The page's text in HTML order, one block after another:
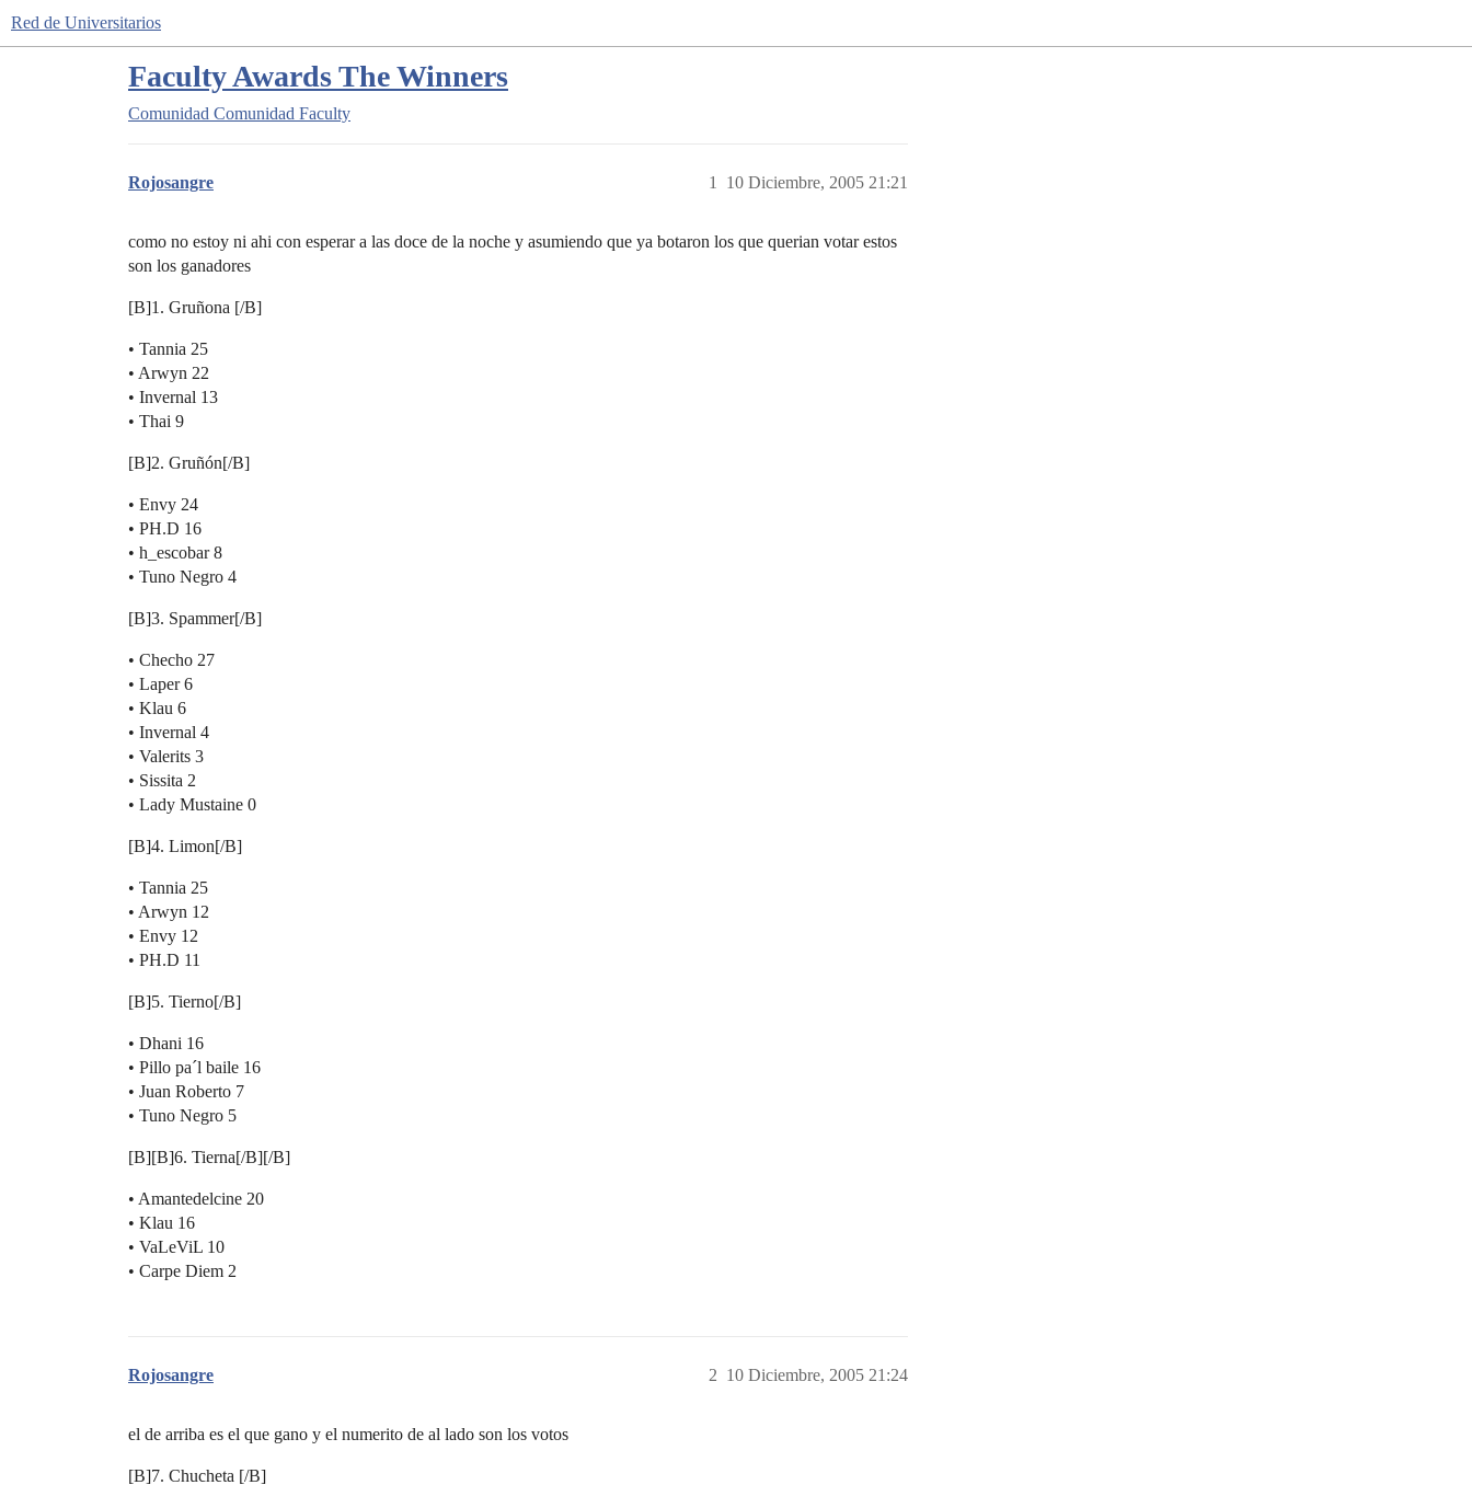
Red de Universitarios
Faculty Awards The Winners
Comunidad Comunidad Faculty
Rojosangre 10 Diciembre, 2005 21:21
1
como no estoy ni ahi con esperar a las doce de la noche y asumiendo que ya botaron los que querian votar estos
son los ganadores
[B]1. Gruñona [/B]
• Tannia 25
• Arwyn 22
• Invernal 13
• Thai 9
[B]2. Gruñón[/B]
• Envy 24
• PH.D 16
• h_escobar 8
• Tuno Negro 4
[B]3. Spammer[/B]
• Checho 27
• Laper 6
• Klau 6
• Invernal 4
• Valerits 3
• Sissita 2
• Lady Mustaine 0
[B]4. Limon[/B]
• Tannia 25
• Arwyn 12
• Envy 12
• PH.D 11
[B]5. Tierno[/B]
• Dhani 16
• Pillo pa´l baile 16
• Juan Roberto 7
• Tuno Negro 5
[B][B]6. Tierna[/B][/B]
• Amantedelcine 20
• Klau 16
• VaLeViL 10
• Carpe Diem 2
Rojosangre 10 Diciembre, 2005 21:24
2
el de arriba es el que gano y el numerito de al lado son los votos
[B]7. Chucheta [/B]